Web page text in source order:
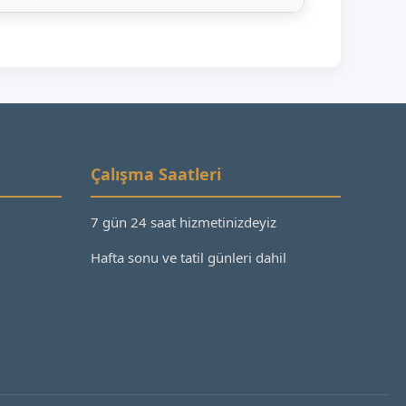
Çalışma Saatleri
7 gün 24 saat hizmetinizdeyiz
Hafta sonu ve tatil günleri dahil